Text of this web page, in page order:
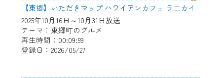
【東郷】いただきマップ ハワイアンカフェ ラ二カイ
2025年10月16日～10月31日放送
テーマ：東郷町のグルメ
再生時間：00:09:59
登録日：2026/05/27
各種サービスをご利用頂くためのIDです。
IDはお客様が使っているメールアドレス
で設定できます。
（GmailやYahooなどのフリーメールアドレ
スでも作成可能です）